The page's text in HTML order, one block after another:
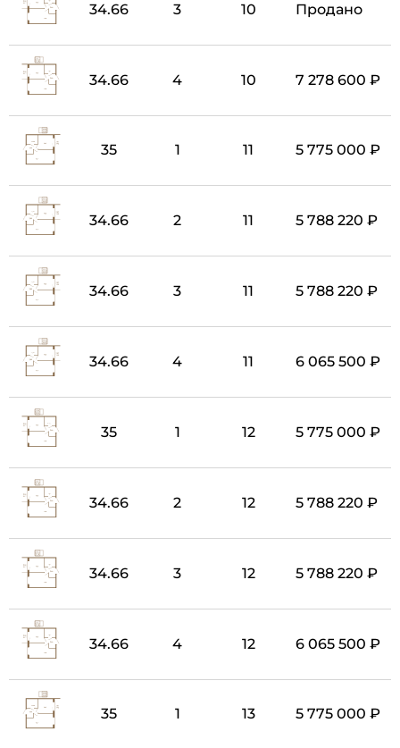
34.66 3 10 Продано
34.66 4 10 7 278 600 ₽
35 1 11 5 775 000 ₽
34.66 2 11 5 788 220 ₽
34.66 3 11 5 788 220 ₽
34.66 4 11 6 065 500 ₽
35 1 12 5 775 000 ₽
34.66 2 12 5 788 220 ₽
34.66 3 12 5 788 220 ₽
34.66 4 12 6 065 500 ₽
35 1 13 5 775 000 ₽